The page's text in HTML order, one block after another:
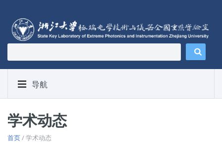
导航
学术动态
首页/ 学术动态